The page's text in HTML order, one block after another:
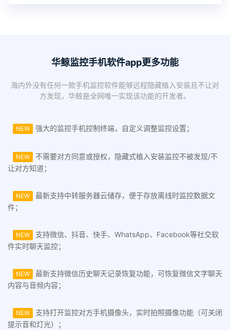
华鲸监控手机软件app更多功能
海内外没有任何一款手机监控软件能够远程隐藏植入安装且不让对
方发现，华鲸是全网唯一实现该功能的开发者。
NEW 强大的监控手机控制终端，自定义调整监控设置；
NEW
不需要对方同意或授权，隐藏式植入安装监控不被发现/不
让对方知道；
NEW
最新支持中转服务器云储存，便于存放离线时监控数据文
件；
NEW
支持微信、抖音、快手、WhatsApp、Facebook等社交软
件实时聊天监控；
NEW
最新支持微信历史聊天记录恢复功能，可恢复微信文字聊天
内容与音频内容；
NEW
支持打开监控对方手机摄像头，实时拍照摄像功能（可关闭
提示音和灯光）；